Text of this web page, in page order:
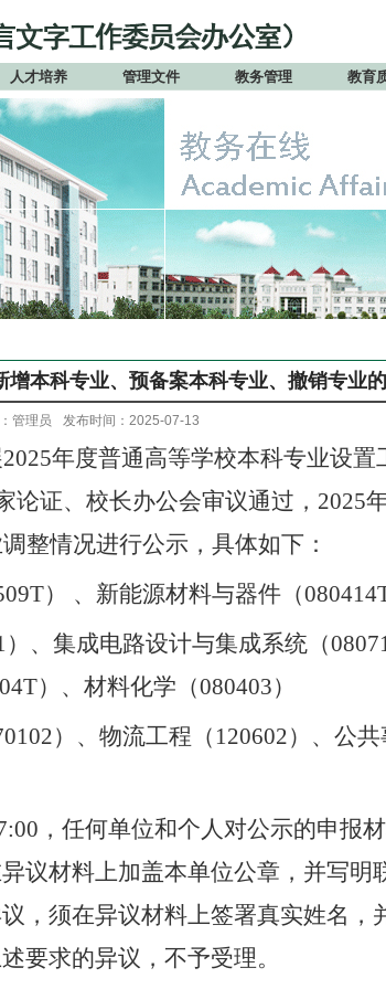
人才培养 管理文件 教务管理 教育
增本科专业、预备案本科专业、撤销专业
管理员 发布时间：2025-07-13
2025年度普通高等学校本科专业设置
论证、校长办公会审议通过， 2025
整情况进行公示，具体如下：
） 、新能源材料与器件（
）、集成电路设计与集成系统（
）、材料化学（080403）
）、物流工程（ 120602）、公
，任何单位和个人对公示的申报
议材料上加盖本单位公章，并写明
，须在异议材料上签署真实姓名，
要求的异议，不予受理。